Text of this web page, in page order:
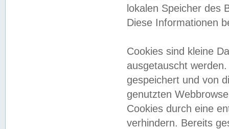
lokalen Speicher des
Diese Informationen
Cookies sind kleine
ausgetauscht
gespeichert und von
genutzten
Cookies durch eine
verhindern. Bereits